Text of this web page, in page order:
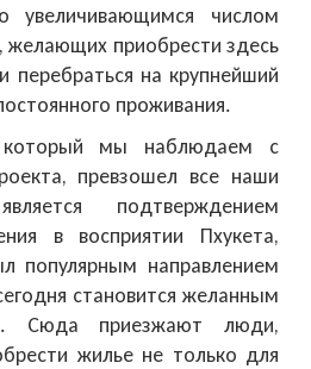
увеличивающимся числом
желающих приобрести здесь
перебраться на крупнейший
проживания.
который мы наблюдаем с
превзошел все наши
подтверждением
в восприятии Пхукета,
популярным направлением
становится желанным
Сюда приезжают люди,
жилье не только для